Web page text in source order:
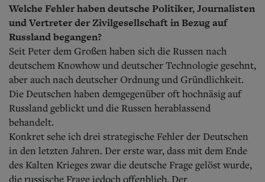
Welche Fehler haben deutsche Politiker, Journalisten
und Vertreter der Zivilgesellschaft in Bezug auf
Russland begangen?
Seit Peter dem Großen haben sich die Russen nach
deutschem Knowhow und deutscher Technologie gesehnt,
aber auch nach deutscher Ordnung und Gründlichkeit.
Die Deutschen haben demgegenüber oft hochnäsig auf
Russland geblickt und die Russen herablassend
behandelt.
Konkret sehe ich drei strategische Fehler der Deutschen
in den letzten Jahren. Der erste war, dass mit dem Ende
des Kalten Krieges zwar die deutsche Frage gelöst wurde,
die russische Frage jedoch offenblieb. Der